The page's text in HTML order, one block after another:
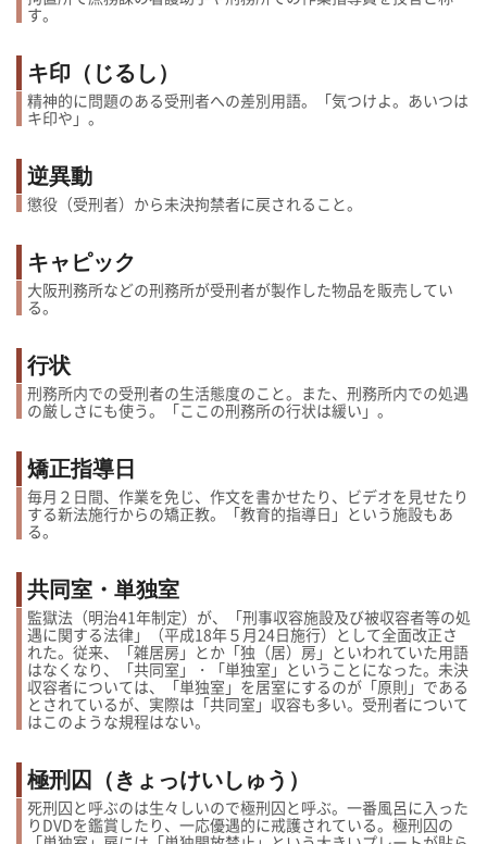
す。
キ印（じるし）
精神的に問題のある受刑者への差別用語。「気つけよ。あいつは
キ印や」。
逆異動
懲役（受刑者）から未決拘禁者に戻されること。
キャピック
大阪刑務所などの刑務所が受刑者が製作した物品を販売してい
る。
行状
刑務所内での受刑者の生活態度のこと。また、刑務所内での処遇
の厳しさにも使う。「ここの刑務所の行状は緩い」。
矯正指導日
毎月２日間、作業を免じ、作文を書かせたり、ビデオを見せたり
する新法施行からの矯正教。「教育的指導日」という施設もあ
る。
共同室・単独室
監獄法（明治41年制定）が、「刑事収容施設及び被収容者等の処
遇に関する法律」（平成18年５月24日施行）として全面改正さ
れた。従来、「雑居房」とか「独（居）房」といわれていた用語
はなくなり、「共同室」・「単独室」ということになった。未決
収容者については、「単独室」を居室にするのが「原則」である
とされているが、実際は「共同室」収容も多い。受刑者について
はこのような規程はない。
極刑囚（きょっけいしゅう）
死刑囚と呼ぶのは生々しいので極刑囚と呼ぶ。一番風呂に入った
りDVDを鑑賞したり、一応優遇的に戒護されている。極刑囚の